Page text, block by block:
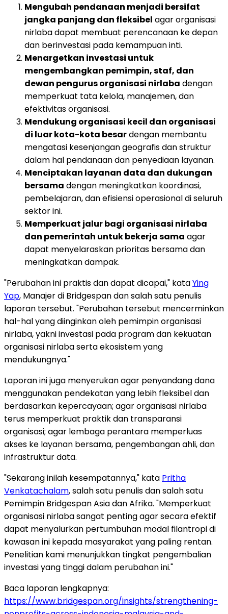
Mengubah pendanaan menjadi bersifat
jangka panjang dan fleksibel agar organisasi
nirlaba dapat membuat perencanaan ke depan
dan berinvestasi pada kemampuan inti.
Menargetkan investasi untuk
mengembangkan pemimpin, staf, dan
dewan pengurus organisasi nirlaba dengan
memperkuat tata kelola, manajemen, dan
efektivitas organisasi.
Mendukung organisasi kecil dan organisasi
di luar kota-kota besardengan membantu
mengatasi kesenjangan geografis dan struktur
dalam hal pendanaan dan penyediaan layanan.
Menciptakan layanan data dan dukungan
bersama dengan meningkatkan koordinasi,
pembelajaran, dan efisiensi operasional di seluruh
sektor ini.
Memperkuat jalur bagi organisasi nirlaba
dan pemerintah untuk bekerja sama agar
dapat menyelaraskan prioritas bersama dan
meningkatkan dampak.
"Perubahan ini praktis dan dapat dicapai," kataYing
Yap, Manajer di Bridgespan dan salah satu penulis
laporan tersebut. "Perubahan tersebut mencerminkan
hal-hal yang diinginkan oleh pemimpin organisasi
nirlaba, yakni investasi pada program dan kekuatan
organisasi nirlaba serta ekosistem yang
mendukungnya."
Laporan ini juga menyerukan agar penyandang dana
menggunakan pendekatan yang lebih fleksibel dan
berdasarkan kepercayaan; agar organisasi nirlaba
terus memperkuat praktik dan transparansi
organisasi; agar lembaga perantara memperluas
akses ke layanan bersama, pengembangan ahli, dan
infrastruktur data.
"Sekarang inilah kesempatannya," kata Pritha
Venkatachalam, salah satu penulis dan salah satu
Pemimpin Bridgespan Asia dan Afrika. "Memperkuat
organisasi nirlaba sangat penting agar secara efektif
dapat menyalurkan pertumbuhan modal filantropi di
kawasan ini kepada masyarakat yang paling rentan.
Penelitian kami menunjukkan tingkat pengembalian
investasi yang tinggi dalam perubahan ini."
Baca laporan lengkapnya:
https://www.bridgespan.org/insights/strengthening-